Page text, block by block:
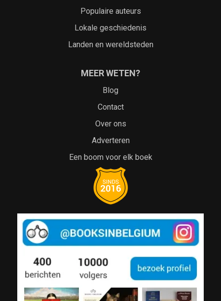
Populaire auteurs
Lokale geschiedenis
Landen en wereldsteden
MEER WETEN?
Blog
Contact
Over ons
Adverteren
Een boom voor elk boek